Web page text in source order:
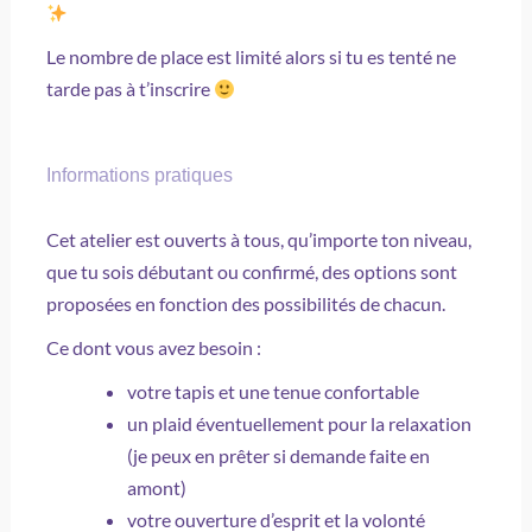
Le nombre de place est limité alors si tu es tenté ne
tarde pas à t’inscrire
Informations pratiques
Cet atelier est ouverts à tous, qu’importe ton niveau,
que tu sois débutant ou confirmé, des options sont
proposées en fonction des possibilités de chacun.
Ce dont vous avez besoin :
votre tapis et une tenue confortable
un plaid éventuellement pour la relaxation
(je peux en prêter si demande faite en
amont)
votre ouverture d’esprit et la volonté